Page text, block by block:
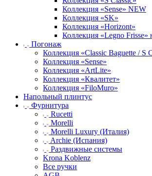
Коллекция «Sense» NEW
Коллекция «SK»
Коллекция «Horizont»
Коллекция «Legno
Погонаж
Коллекция «Classic Baguette / S
Коллекция «Sense»
Коллекция «ArtLite»
Коллекция «Квалитет»
Коллекция «FiloMuro»
Напольный плинтус
Фурнитура
Rucetti
Morelli
Morelli Luxury (Италия)
Archie (Испания)
Раздвижные системы
Krona Koblenz
Все ручки